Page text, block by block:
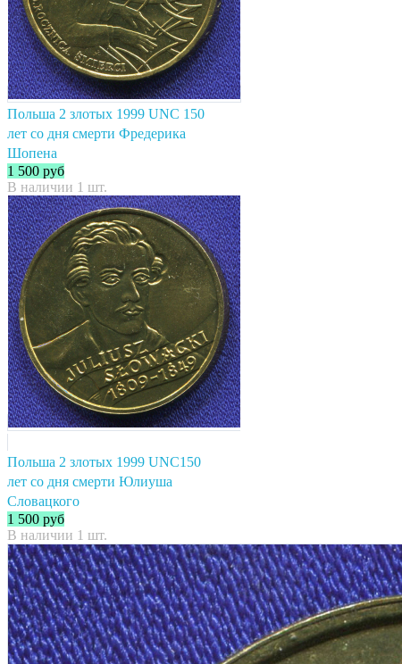
Польша 2 злотых 1999 UNC 150
лет со дня смерти Фредерика
Шопена
1 500 руб
В наличии 1 шт.
Польша 2 злотых 1999 UNC150
лет со дня смерти Юлиуша
Словацкого
1 500 руб
В наличии 1 шт.